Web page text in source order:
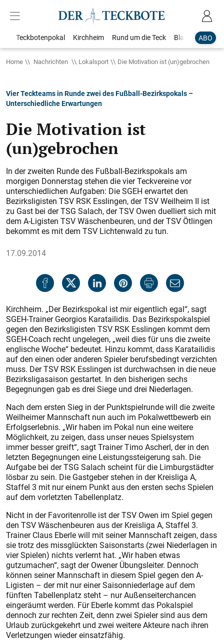
ABO
Teckbotenpokal Kirchheim Rund um die Teck Blaulicht
Home Nachrichten Lokalsport Die Motivation ist (un)gebrochen
Vier Teckteams in Runde zwei des Fußball-Bezirkspokals –
Unterschiedliche Erwartungen
Die Motivation ist
(un)gebrochen
In der zweiten Runde des Fußball-Bezirkspokals am
morgigen Donnerstag stehen die vier Teckvereine vor
unterschiedlichen Aufgaben: Die SGEH erwartet den
Bezirksligisten TSV RSK Esslingen, der TSV Weilheim II ist
zu Gast bei der TSG Salach, der TSV Owen duelliert sich mit
dem A-Ligisten TSV Wäschenbeuren, und der TSV Ötlingen
bekommt es mit dem TSV Lichtenwald zu tun.
17.09.2014
Kirchheim. „Der Bezirkspokal ist mir eigentlich egal“, sagt
SGEH-Trainer Georgios Karatailidis. Das Bezirkspokalspiel
gegen den Bezirksligisten TSV RSK Esslingen kommt dem
SGEH-Coach recht ungelegen, „weil dies für uns die zweite
englische Woche“ bedeutet. Hinzu kommt, dass Karatailidis
auf den einen oder anderen Spieler berufsbedingt verzichten
muss. Der TSV RSK Esslingen ist durchwachsen in die neue
Bezirksligasaison gestartet. In den bisherigen sechs
Begegnungen gab es drei Siege und drei Niederlagen.
Nach dem ersten Sieg in der Punktspielrunde will die zweite
Weilheimer Mannschaft nun auch im Pokalwettbewerb ein
Erfolgserlebnis. „Wir haben im Pokal nun eine weitere
Möglichkeit, zu zeigen, dass unser neues Spielsystem
immer besser greift“, sagt Trainer Timo Ascherl, der in den
letzten Begegnungen eine Leistungssteigerung sah. Die
Aufgabe bei der TSG Salach scheint für die Limburgstädter
lösbar zu sein. Die Gastgeber stehen in der Kreisliga A,
Staffel 3 mit nur einem Punkt aus den ersten sechs Spielen
auf dem vorletzten Tabellenplatz.
Nicht in der Favoritenrolle ist der TSV Owen im Spiel gegen
den TSV Wäschenbeuren aus der Kreisliga A, Staffel 3.
Trainer Claus Eberle will mit seiner Mannschaft zeigen, dass
sie trotz des missglückten Saisonstarts (zwei Niederlagen in
vier Spielen) nichts verlernt hat. „Wir haben etwas
gutzumachen“, sagt der Owener Übungsleiter. Dennoch
können seiner Mannschaft in diesem Spiel gegen den A-
Ligisten – der mit nur einer Saisonniederlage auf dem
fünften Tabellenplatz steht – nur Außenseiterchancen
eingeräumt werden. Für Eberle kommt das Pokalspiel
dennoch zur rechten Zeit, denn zwei Spieler sind aus dem
Urlaub zurückgekehrt und zwei weitere Akteure nach ihren
Verletzungen wieder einsatzfähig.